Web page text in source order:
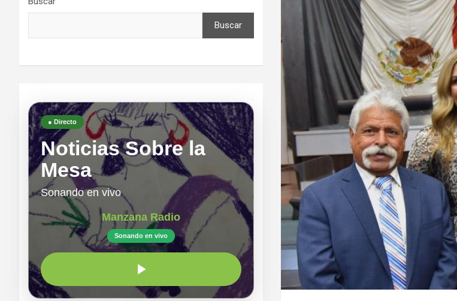
Buscar
● Directo
Noticias Sobre la
Mesa
Sonando en vivo
Manzana Radio
Sonando en vivo